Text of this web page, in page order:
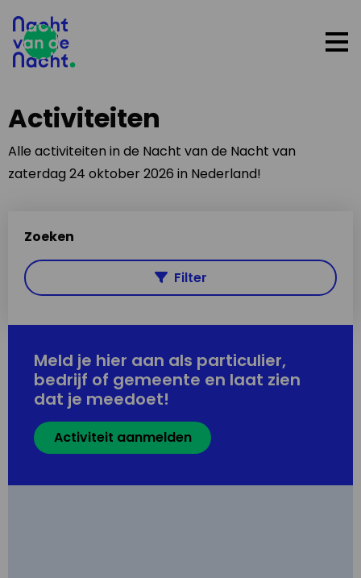
Activiteiten
Alle activiteiten in de Nacht van de Nacht van
zaterdag 24 oktober 2026 in Nederland!
Zoeken
Filter
Meld je hier aan als particulier,
bedrijf of gemeente en laat zien
dat je meedoet!
Activiteit aanmelden